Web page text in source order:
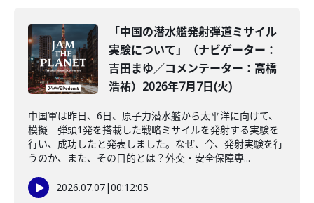
「中国の潜水艦発射弾道ミサイル
実験について」（ナビゲーター：
吉田まゆ／コメンテーター：高橋
浩祐）2026年7月7日(火)
中国軍は昨日、6日、原子力潜水艦から太平洋に向けて、
模擬 弾頭1発を搭載した戦略ミサイルを発射する実験を
行い、成功したと発表しました。なぜ、今、発射実験を行
うのか、また、その目的とは？外交・安全保障専...
2026.07.07|00:12:05